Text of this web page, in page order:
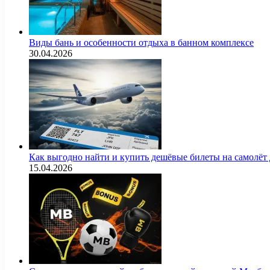
Виды бань и особенности отдыха в банном комплексе
30.04.2026
Как выгодно найти и купить дешёвые билеты на
15.04.2026